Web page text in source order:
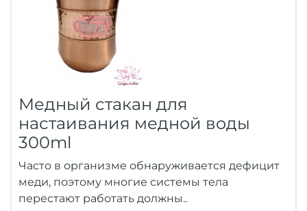
Медный стакан для
настаивания медной воды
300ml
Часто в организме обнаруживается дефицит
меди, поэтому многие системы тела
перестают работать должны..